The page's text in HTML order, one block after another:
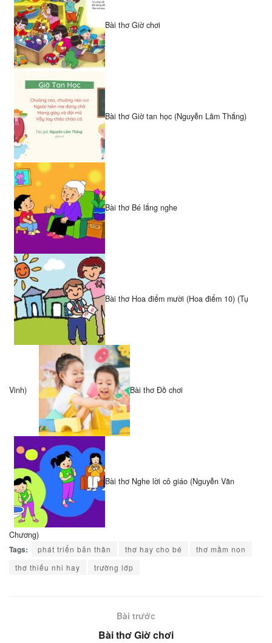
Bài thơ Giờ chơi
Bài thơ Giờ tan học (Nguyễn Lãm Thắng)
Bài thơ Bé lắng nghe
Bài thơ Hoa điểm mười (Hoa điểm 10) (Tụ
Vinh) Bài thơ Đồ chơi
Bài thơ Nghe lời cô giáo (Nguyễn Văn
Chương)
Tags:
phát triển bản thân thơ hay cho bé
thơ mầm non
thơ thiếu nhi hay
trường lớp
Bài trước
Bài thơ Giờ chơi